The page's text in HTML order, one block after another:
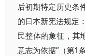
后初期特定历史条
的日本新宪法规定
民整体的象征，其
意志为依据”（第1